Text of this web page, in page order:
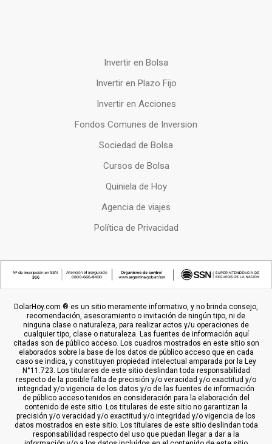
Invertir en Bolsa
Invertir en Plazo Fijo
Invertir en Acciones
Fondos Comunes de Inversion
Sociedad de Bolsa
Cursos de Bolsa
Quiniela de Hoy
Agencia de viajes
Política de Privacidad
DolarHoy.com ® es un sitio meramente informativo, y no brinda consejo,
recomendación, asesoramiento o invitación de ningún tipo, ni de
ninguna clase o naturaleza, para realizar actos y/u operaciones de
cualquier tipo, clase o naturaleza. Las fuentes de información aquí
citadas son de público acceso. Los cuadros mostrados en este sitio son
elaborados sobre la base de los datos de público acceso que en cada
caso se indica, y constituyen propiedad intelectual amparada por la Ley
N°11.723. Los titulares de este sitio deslindan toda responsabilidad
respecto de la posible falta de precisión y/o veracidad y/o exactitud y/o
integridad y/o vigencia de los datos y/o de las fuentes de información
de público acceso tenidos en consideración para la elaboración del
contenido de este sitio. Los titulares de este sitio no garantizan la
precisión y/o veracidad y/o exactitud y/o integridad y/o vigencia de los
datos mostrados en este sitio. Los titulares de este sitio deslindan toda
responsabilidad respecto del uso que puedan llegar a dar a la